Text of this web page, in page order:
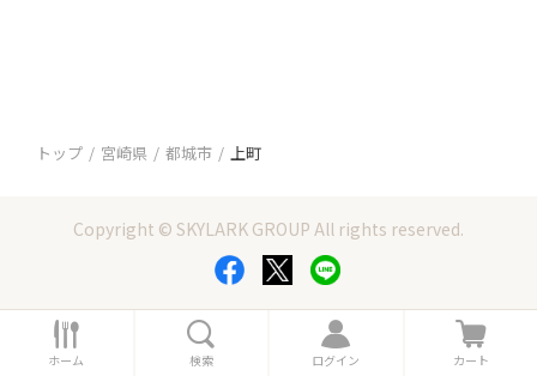
トップ 宮崎県 都城市 上町
Copyright © SKYLARK GROUP All rights reserved.
ホ
ー
ホーム 索
検索
ロ
グ
ログイン
カ
ー
カート